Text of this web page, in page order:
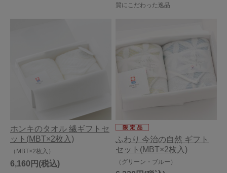
質にこだわった逸品
ホンキのタオル 繊ギフトセ
ット(MBT×2枚入)
（MBT×2枚入）
6,160円
ふわり 今治の自然 ギフト
セット(MBT×2枚入)
（グリーン・ブルー）